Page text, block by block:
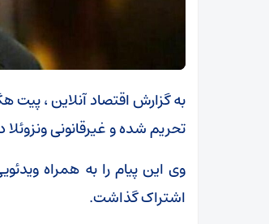
به گزارش اقتصاد آنلاین ،
تحریم شده و غیرقانونی
وی این پیام را به همراه
اشتراک گذاشت.